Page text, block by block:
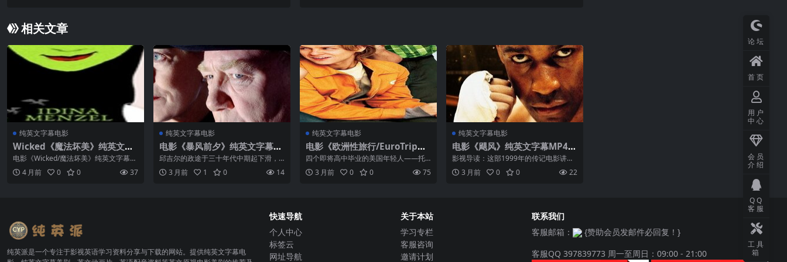
相关文章
纯英文字幕电影
Wicked《魔法坏美》纯英文字
幕MP4下载 – 91talk英语影视
电影《Wicked/魔法坏美》纯英文字幕高
清MP4下载 影视导读：《魔法坏美》
（Wicked）改编自百老汇同名经典音乐
4 月前 0 0 37
纯英文字幕电影
电影《暴风前夕》纯英文字幕高
清MP4下载
邱吉尔的政途于三十年代中期起下滑，
已经退休的他虽然依旧参加国会的讨
论，但不得志的他还是整日闷闷不乐，
3 月前 1 0 14
纯英文字幕电影
电影《欧洲性旅行/EuroTrip》
纯英文字幕高清MP4下载
四个即将高中毕业的美国年轻人——托
马斯、库珀、珍妮和温迪——决定在毕
业前展开一场横跨欧洲的毕业旅行。托
3 月前 0 0 75
纯英文字幕电影
电影《飓风》纯英文字幕MP4下
载
影视导读：这部1999年的传记电影讲述
了黑人拳击手鲁本·卡特的传奇故事，他
曾三度获得世界重量级拳击冠军，却因
3 月前 0 0 22
纯英派是一个专注于影视英语学习资料分享与下载的网站。提供纯英文字幕电
快速导航
个人中心
标签云
网址导航
关于本站
学习专栏
客服咨询
邀请计划
联系我们
客服邮箱：
{赞助会员发邮件必回复！}
客服QQ 397839773 周一至周日：09:00 - 21:00
论坛
首页
用户
中心
会员
介绍
QQ
客服
工具
箱